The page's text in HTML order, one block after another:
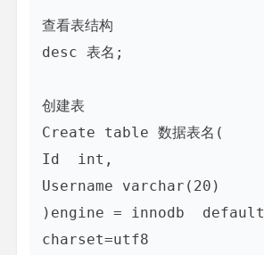
查看表结构
desc 表名;
创建表
Create table 数据表名(
Id  int,
Username varchar(20)
)engine = innodb  default
charset=utf8